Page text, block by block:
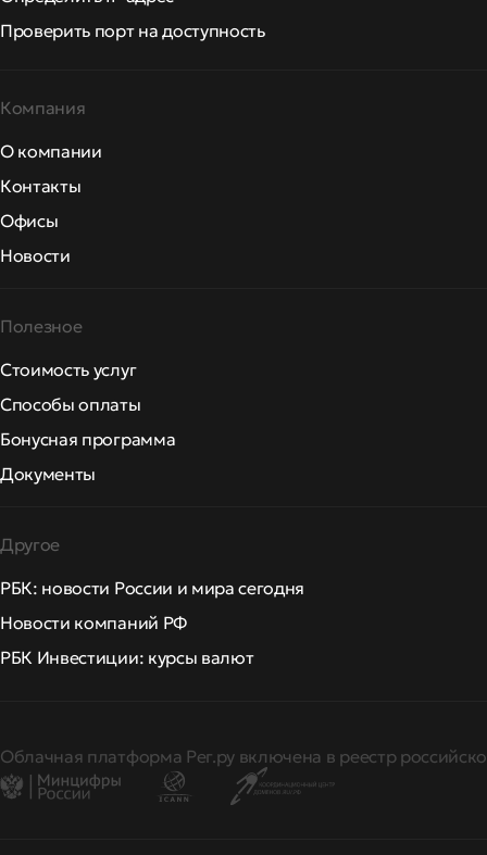
Проверить порт на доступность
Компания
О компании
Контакты
Офисы
Новости
Полезное
Стоимость услуг
Способы оплаты
Бонусная программа
Документы
Другое
РБК: новости России и мира сегодня
Новости компаний РФ
РБК Инвестиции: курсы валют
Облачная платформа Рег.ру включена в реестр